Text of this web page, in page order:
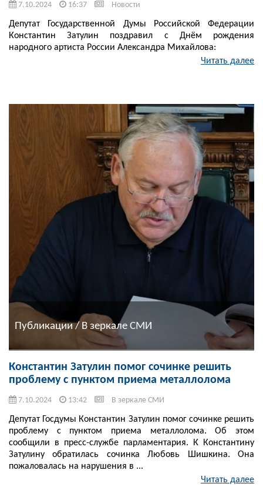
7.10.2024 16:37 Новости
Депутат Государственной Думы Российской Федерации
Константин Затулин поздравил с Днём рождения
народного артиста России Александра Михайлова:
Читать далее
Публикации / В зеркале СМИ
Константин Затулин помог сочинке решить
проблему с пунктом приема металлолома
7.10.2024 13:42 В зеркале СМИ
Депутат Госдумы Константин Затулин помог сочинке решить
проблему с пунктом приема металлолома. Об этом
сообщили в пресс-службе парламентария. К Константину
Затулину обратилась сочинка Любовь Шишкина. Она
пожаловалась на нарушения в ...
Читать далее